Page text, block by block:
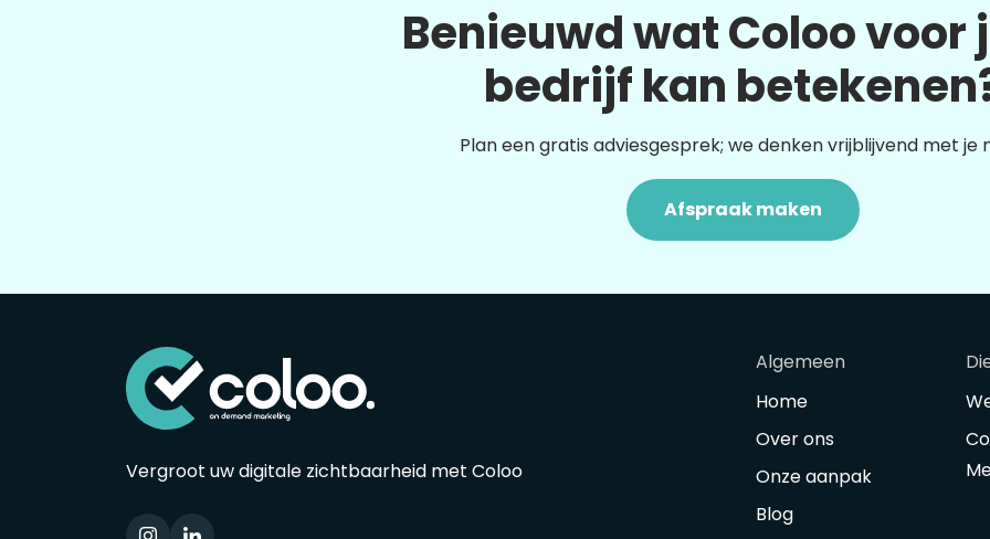
Benieuwd wat Coloo voor
bedrijf kan
Plan een gratis adviesgesprek; we denken vrijblijvend met je
Afspraak maken
Vergroot uw digitale zichtbaarheid met Coloo
Algemeen
Home
Over ons
Onze aanpak
Blog